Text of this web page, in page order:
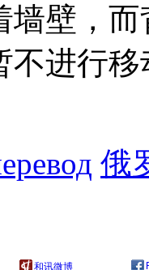
墙壁，
不进行
俄
和讯微博